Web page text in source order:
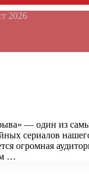
2026
— один из
сериалов
огромная
…